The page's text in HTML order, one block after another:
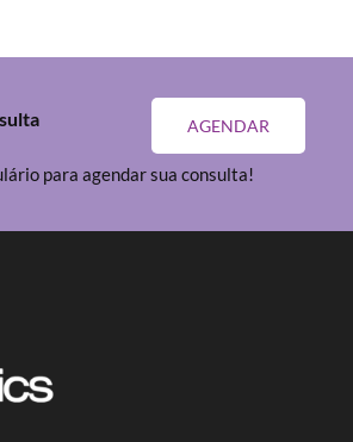
AGENDAR
para agendar sua consulta!